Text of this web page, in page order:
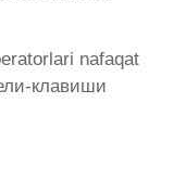
nafaqat
клавиши